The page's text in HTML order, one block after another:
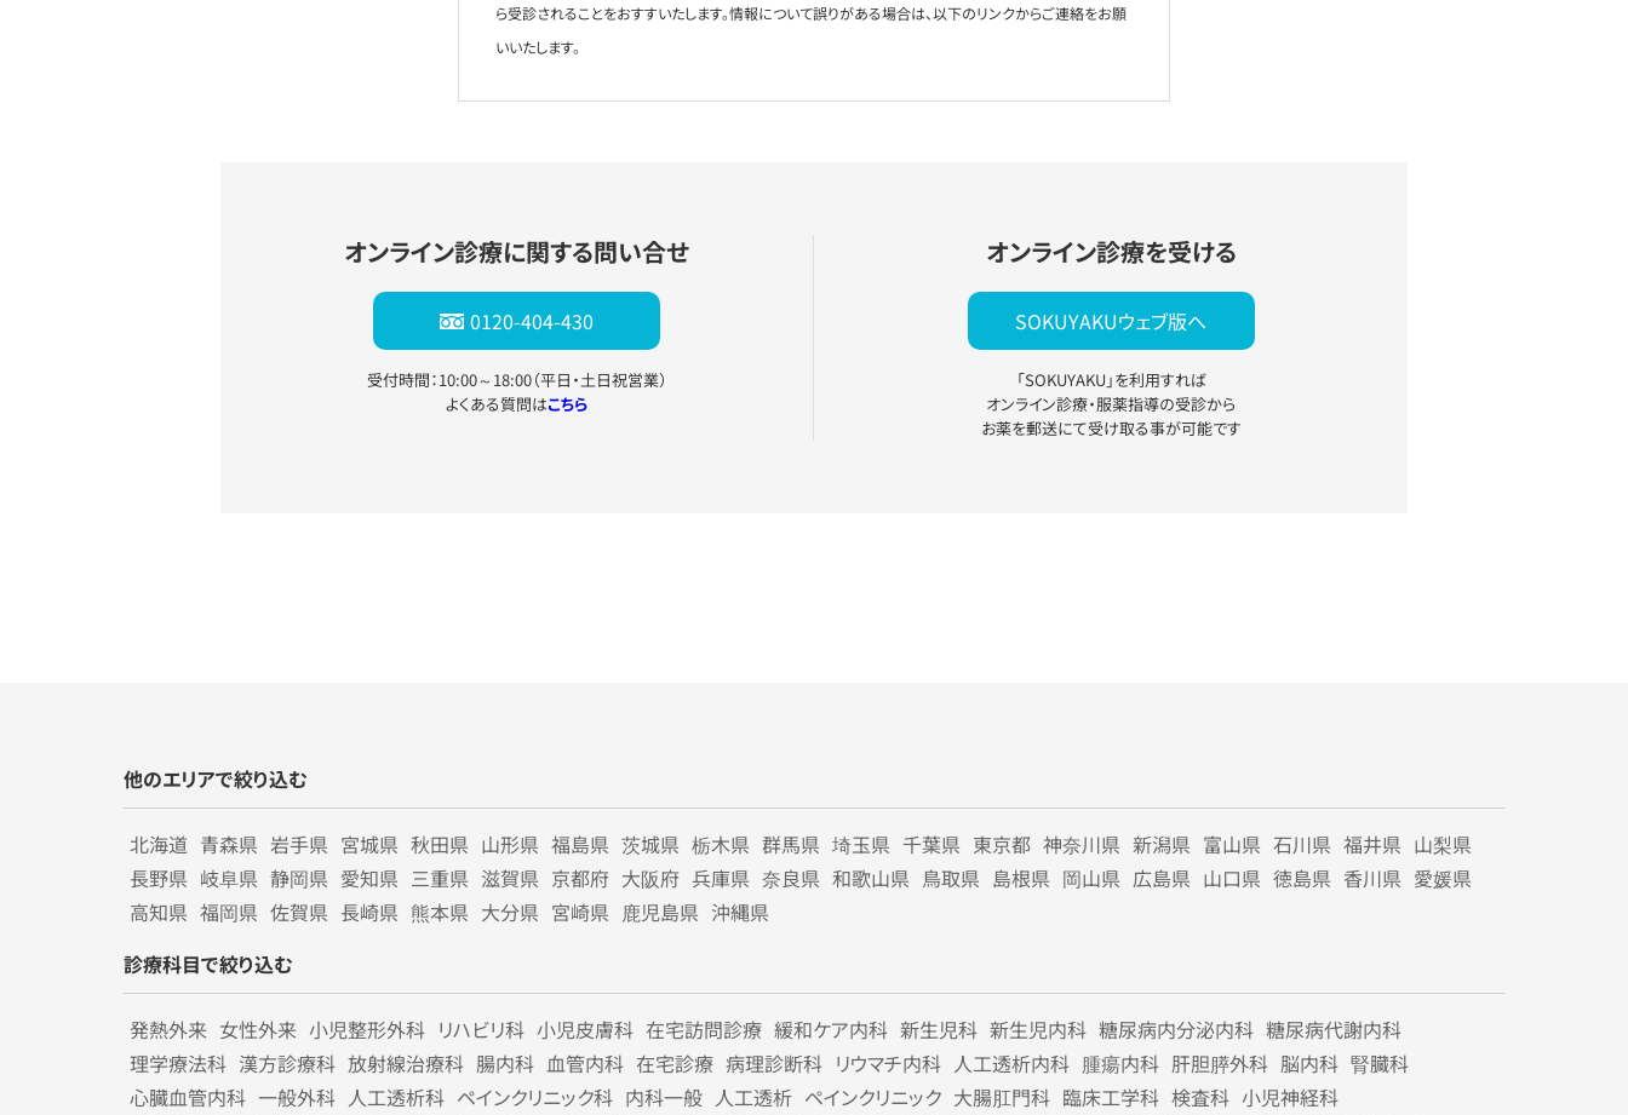
ら受診されることをおすすいたします。情報について誤りがある場合は、以下のリンクからご連絡をお願
いいたします。
オンライン診療に関する問い合せ
0120-404-430
受付時間：10:00～18:00（平日・土日祝営業）
よくある質問はこちら
オンライン診療を受ける
SOKUYAKUウェブ版へ
「SOKUYAKU」を利用すれば
オンライン診療・服薬指導の受診から
お薬を郵送にて受け取る事が可能です
他のエリアで絞り込む
北海道 青森県 岩手県 宮城県 秋田県 山形県 福島県 茨城県 栃木県 群馬県 埼玉県 千葉県 東京都 神奈川県 新潟県 富山県 石川県 福井県 山梨県
長野県 岐阜県 静岡県 愛知県 三重県 滋賀県 京都府 大阪府 兵庫県 奈良県 和歌山県 鳥取県 島根県 岡山県 広島県 山口県 徳島県 香川県 愛媛県
高知県 福岡県 佐賀県 長崎県 熊本県 大分県 宮崎県 鹿児島県 沖縄県
診療科目で絞り込む
発熱外来 女性外来 小児整形外科 リハビリ科 小児皮膚科 在宅訪問診療 緩和ケア内科 新生児科 新生児内科 糖尿病内分泌内科 糖尿病代謝内科
理学療法科 漢方診療科 放射線治療科 腸内科 血管内科 在宅診療 病理診断科 リウマチ内科 人工透析内科 腫瘍内科 肝胆膵外科 脳内科 腎臓科
心臓血管内科 一般外科 人工透析科 ペインクリニック科 内科一般 人工透析 ペインクリニック 大腸肛門科 臨床工学科 検査科 小児神経科